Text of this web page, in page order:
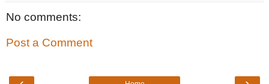
No comments:
Post a Comment